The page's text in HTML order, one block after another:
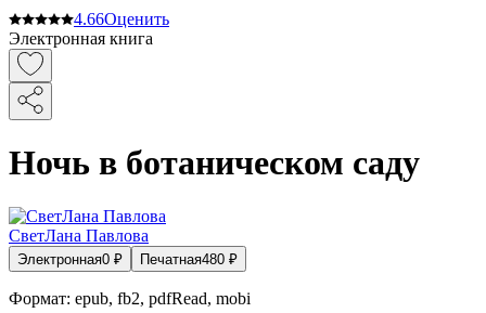
4.66Оценить
Электронная книга
Ночь в ботаническом саду
СветЛана Павлова
Электронная0 ₽ Печатная480 ₽
Формат: epub, fb2, pdfRead, mobi